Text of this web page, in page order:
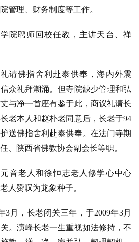
管理、财务制度等工作。
院聘师回校任教，主讲天台、禅
请佛指舍利赴泰供奉，海内外震
众礼拜潮涌。但寺院缺少管理和弘
与净一首座有鉴于此，商议礼请长
老本人和赵朴老同意后，长老于94
送佛指舍利赴泰供奉。在法门寺期
、陕西省佛教协会副会长等职。
音老人和徐恒志老人修学心中心
人赞叹为龙象种子。
3月，长老闭关三年，于2009年3月
。 演峰长老一生重视如法修持，不